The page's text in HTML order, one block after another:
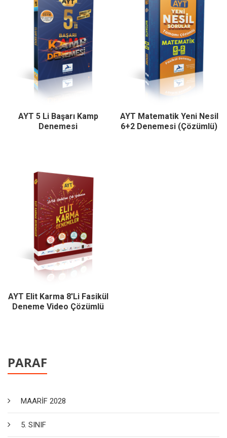
PARAF
MAARİF 2028
5. SINIF
AYT 5 Li Başarı Kamp
Denemesi
AYT Matematik Yeni Nesil
6+2 Denemesi (Çözümlü)
AYT Elit Karma 8'li Fasikül
Deneme Video Çözümlü